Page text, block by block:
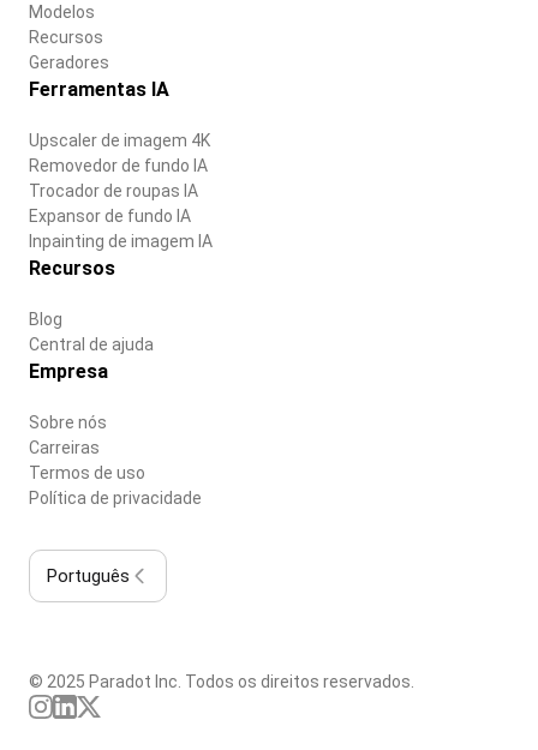
Modelos
Recursos
Geradores
Ferramentas IA
Upscaler de imagem 4K
Removedor de fundo IA
Trocador de roupas IA
Expansor de fundo IA
Inpainting de imagem IA
Recursos
Blog
Central de ajuda
Empresa
Sobre nós
Carreiras
Termos de uso
Política de privacidade
Português
© 2025 Paradot Inc. Todos os direitos reservados.